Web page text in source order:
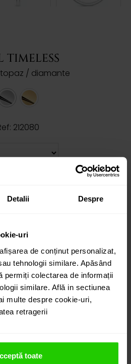
Detalii Despre
uri
de conținut personalizat,
tehnologii similare. Apăsând
permiți colectarea de informații
similare. Află in sectiunea
multe despre cookie-uri,
retragerii
toate
TIMELESS
topaz / diamante
212080
mărime? CLICK AICI!
3.770lei
ÎN COȘ
O ÎNTÂLNIRE